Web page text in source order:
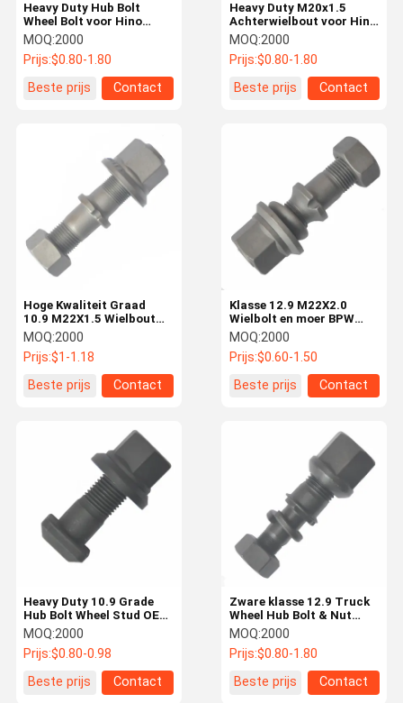
Video's
Fabriekstour Kwaliteitsco
Ntrole
Neem
Nieuws
Heavy Duty M20x1.5
Achterwielbout voor Hino
FF/MA Hubbout voor Hino
Truck
MOQ:2000
Prijs:$0.80-1.80
Beste prijs
Contact
Heavy Duty Hub Bolt
Wheel Bolt voor Hino
FF/MA Voorzijde M20x1.5
MOQ:2000
Prijs:$0.80-1.80
Beste prijs
Contact
Klasse 12.9 M22X2.0
Wielbolt en moer BPW
Truck OEM0329613170
Essentiële wielonderdelen
MOQ:2000
Prijs:$0.60-1.50
Beste prijs
Contact
Hoge Kwaliteit Graad
10.9 M22X1.5 Wielbout
voor BPW Truck OEM
0329623170 0329623150
Essentiële Truck
Wielonderdelen
MOQ:2000
Prijs:$1-1.18
Beste prijs
Contact
Zware klasse 12.9 Truck
Wheel Hub Bolt & Nut
Assembly
MOQ:2000
Prijs:$0.80-1.80
Beste prijs
Contact
Heavy Duty 10.9 Grade
Hub Bolt Wheel Stud OEM
0397266
MOQ:2000
Prijs:$0.80-0.98
Beste prijs
Contact